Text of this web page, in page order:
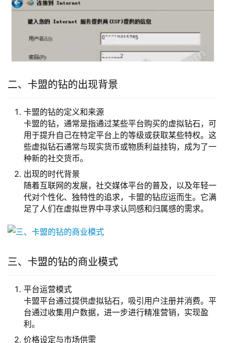
二、卡盟的钻的出现背景
卡盟的钻的定义和来源
卡盟的钻，通常是指通过某些平台购买的虚拟钻石，可
用于提升自己在特定平台上的等级或获取某些特权。这
些虚拟钻石通常与现实货币或物质利益挂钩，成为了一
种新的社交货币。
出现的时代背景
随着互联网的发展，社交媒体平台的普及，以及年轻一
代对个性化、独特性的追求，卡盟的钻应运而生。它满
足了人们在虚拟世界中寻求认同感和归属感的需求。
三、卡盟的钻的商业模式
平台运营模式
卡盟平台通过提供虚拟钻石，吸引用户注册并消费。平
台通过收集用户数据，进一步进行精准营销，实现盈
利。
价格设定与市场供需